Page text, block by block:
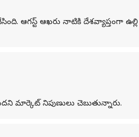
ఆగస్ట్ ఆఖరు నాటికి దేశవ్యాప్తంగా
మార్కెట్ నిపుణులు చెబుతున్నారు.